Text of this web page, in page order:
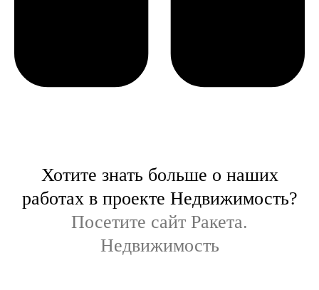
Хотите знать больше о наших
работах в проекте Недвижимость?
Посетите сайт Ракета.
Недвижимость